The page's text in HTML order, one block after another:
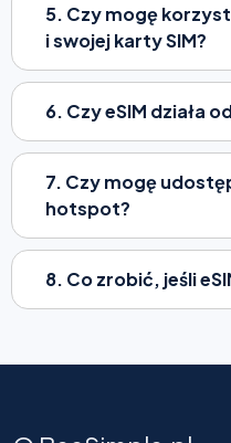
5. Czy mogę
i swojej karty SIM?
6. Czy eSIM działa
7. Czy mogę
hotspot?
8. Co zrobić, jeśli